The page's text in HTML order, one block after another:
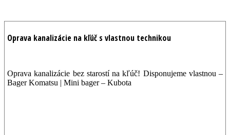
Oprava kanalizácie na kľúč s vlastnou technikou
Oprava kanalizácie bez starostí na kľúč! Disponujeme vlastnou –
Bager Komatsu | Mini bager – Kubota